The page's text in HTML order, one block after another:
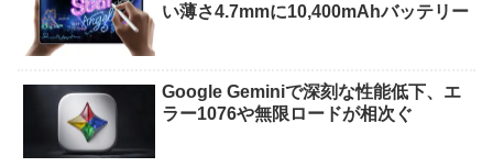
い薄さ4.7mmに10,400mAhバッテリー
Google Geminiで深刻な性能低下、エ
ラー1076や無限ロードが相次ぐ